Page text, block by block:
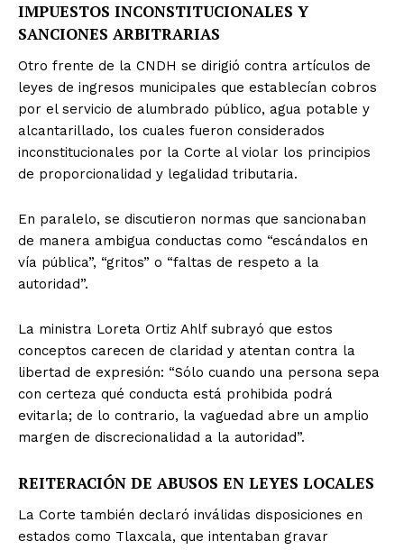
IMPUESTOS INCONSTITUCIONALES Y
SANCIONES ARBITRARIAS
Otro frente de la CNDH se dirigió contra artículos de
leyes de ingresos municipales que establecían cobros
por el servicio de alumbrado público, agua potable y
alcantarillado, los cuales fueron considerados
inconstitucionales por la Corte al violar los principios
de proporcionalidad y legalidad tributaria.
En paralelo, se discutieron normas que sancionaban
de manera ambigua conductas como “escándalos en
vía pública”, “gritos” o “faltas de respeto a la
autoridad”.
La ministra Loreta Ortiz Ahlf subrayó que estos
conceptos carecen de claridad y atentan contra la
libertad de expresión: “Sólo cuando una persona sepa
con certeza qué conducta está prohibida podrá
evitarla; de lo contrario, la vaguedad abre un amplio
margen de discrecionalidad a la autoridad”.
REITERACIÓN DE ABUSOS EN LEYES LOCALES
La Corte también declaró inválidas disposiciones en
estados como Tlaxcala, que intentaban gravar